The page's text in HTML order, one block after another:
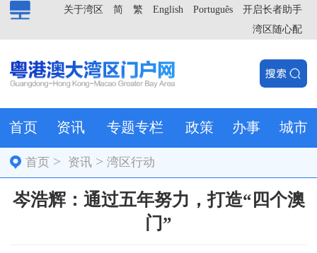
开启长者助手
Português
English
繁
简
关于湾区
湾区随心配
首页 资讯 专题专栏 政策 办事 城市
首页 > 资讯 >湾区行动
岑浩辉：通过五年努力，打造“四个澳
门”